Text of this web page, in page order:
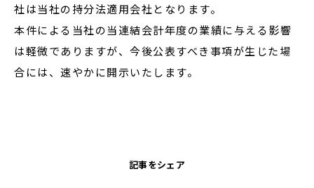
社は当社の持分法適用会社となります。
本件による当社の当連結会計年度の業績に与える影響
は軽微でありますが、今後公表すべき事項が生じた場
合には、速やかに開示いたします。
記事をシェア